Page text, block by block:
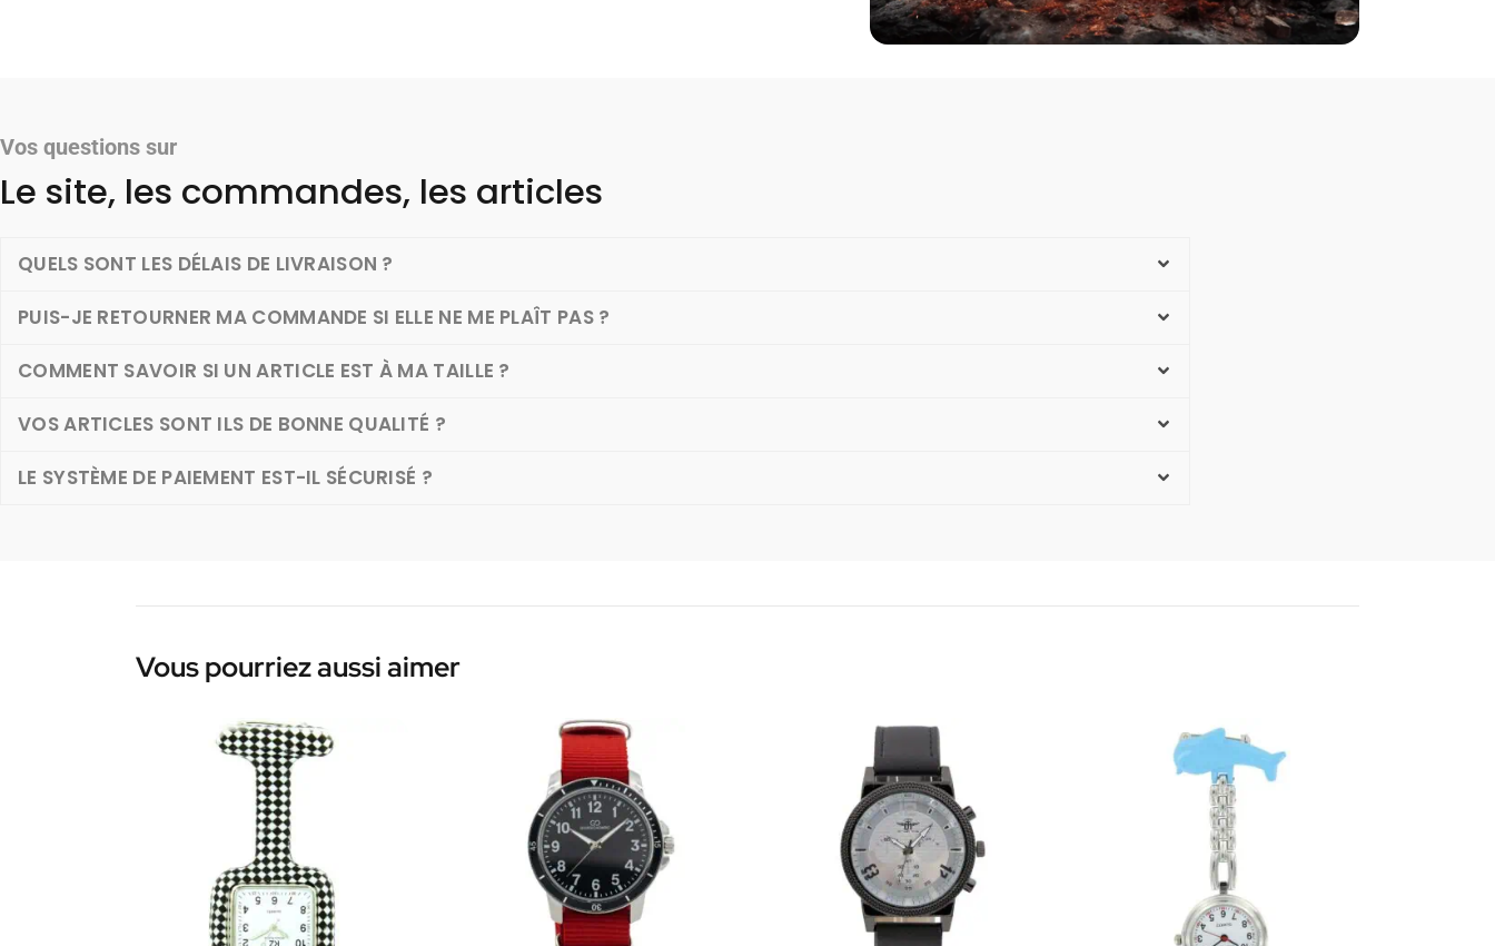
Vos questions sur
Le site, les commandes, les articles
QUELS SONT LES DÉLAIS DE LIVRAISON ?
PUIS-JE RETOURNER MA COMMANDE SI ELLE NE ME PLAÎT PAS ?
COMMENT SAVOIR SI UN ARTICLE EST À MA TAILLE ?
VOS ARTICLES SONT ILS DE BONNE QUALITÉ ?
LE SYSTÈME DE PAIEMENT EST-IL SÉCURISÉ ?
Vous pourriez aussi aimer